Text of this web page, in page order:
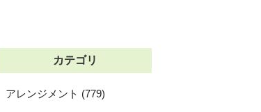
カテゴリ
アレンジメント (779)